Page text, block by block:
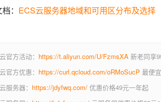
： ECS云服务器地域和可用区分布及选择
官方活动： https://t.aliyun.com/U/FzmsXA 新老同享
官方优惠： https://curl.qcloud.com/oRMoSucP 最便
服务器： https://jdyfwq.com/ 优惠价格49元一年起